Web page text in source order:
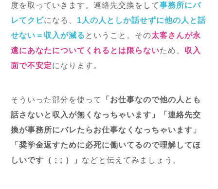
度を取っていきます。連絡先交換をして事務所にバ
レてクビになる、 1人の人としか話せずに他の人と話
せない＝収入が減る ということ。その太客さんが永
遠にあなたについてくれるとは限らないため、 収入
面で不安定になります。
そういった部分を使って
「お仕事なので他の人とも
話さないと収入が無くなっちゃいます」「連絡先交
換が事務所にバレたらお仕事なくなっちゃいます」
「奨学金返すために必死に働いてるので理解してほ
しいです（ ; ; ）」 などと伝えてみましょう。